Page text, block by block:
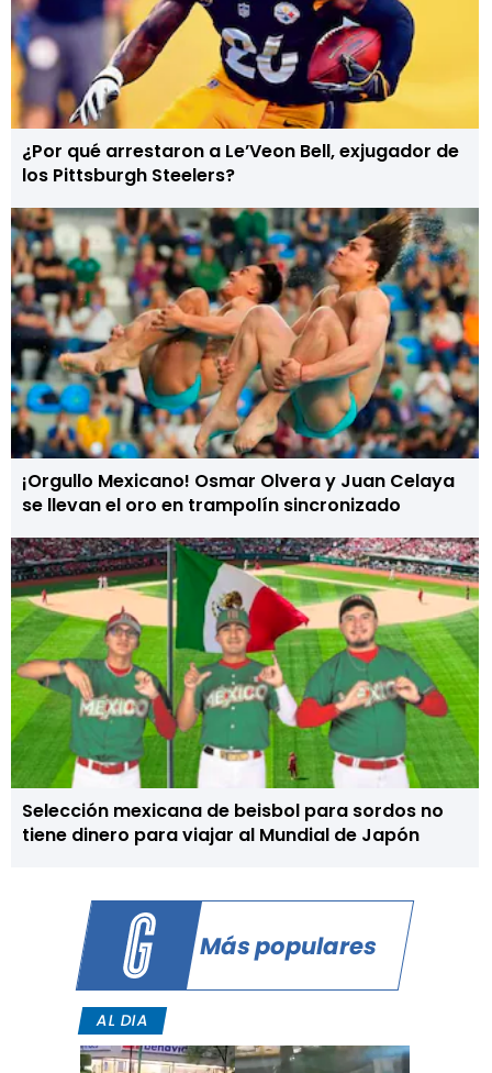
¿Por qué arrestaron a Le’Veon Bell, exjugador de
los Pittsburgh Steelers?
¡Orgullo Mexicano! Osmar Olvera y Juan Celaya
se llevan el oro en trampolín sincronizado
Selección mexicana de beisbol para sordos no
tiene dinero para viajar al Mundial de Japón
Más populares
AL DIA